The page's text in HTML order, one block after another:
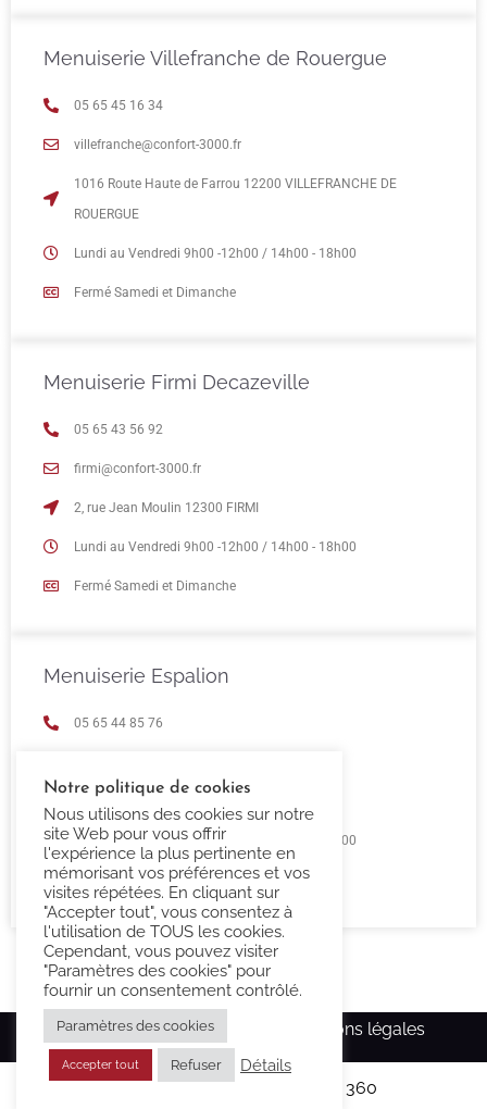
Menuiserie Villefranche de Rouergue
05 65 45 16 34
villefranche@confort-3000.fr
1016 Route Haute de Farrou 12200 VILLEFRANCHE DE
ROUERGUE
Lundi au Vendredi 9h00 -12h00 / 14h00 - 18h00
Fermé Samedi et Dimanche
Menuiserie Firmi Decazeville
05 65 43 56 92
firmi@confort-3000.fr
2, rue Jean Moulin 12300 FIRMI
Lundi au Vendredi 9h00 -12h00 / 14h00 - 18h00
Fermé Samedi et Dimanche
Menuiserie Espalion
05 65 44 85 76
23 Boulevard de Guizard 12500 Espalion
Lundi au Vendredi 9h00 -12h00 / 14h00 - 18h00
Fermé Samedi et Dimanche
Copyright Confort-3000.fr – Mentions légales
Réalisé par l’agence Ma Com 360
Notre politique de cookies
Nous utilisons des cookies sur notre
site Web pour vous offrir
l'expérience la plus pertinente en
mémorisant vos préférences et vos
visites répétées. En cliquant sur
"Accepter tout", vous consentez à
l'utilisation de TOUS les cookies.
Cependant, vous pouvez visiter
"Paramètres des cookies" pour
fournir un consentement contrôlé.
Paramètres des cookies
Accepter tout Refuser Détails